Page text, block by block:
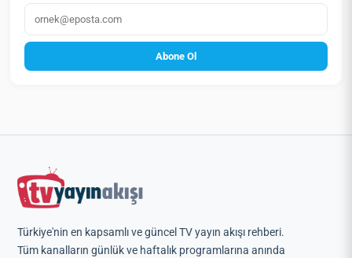
E‑posta
Abone Ol
Türkiye'nin en kapsamlı ve güncel TV yayın akışı rehberi.
Tüm kanalların günlük ve haftalık programlarına anında